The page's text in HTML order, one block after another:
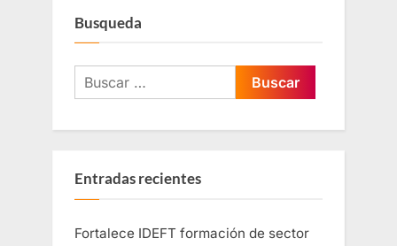
Busqueda
Entradas recientes
Fortalece IDEFT formación de sector